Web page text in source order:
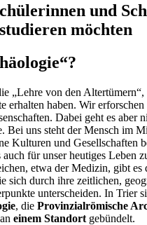
und
möchten
„Lehre von den Altertümern“,
erhalten haben. Wir erforschen
Dabei geht es aber
Bei uns steht der Mensch im
Kulturen und Gesellschaften
auch für unser heutiges Leben
etwa der Medizin, gibt es
sich durch ihre zeitlichen,
unterscheiden. In Trier
, die Provinzialrömische
an einem Standort gebündelt.